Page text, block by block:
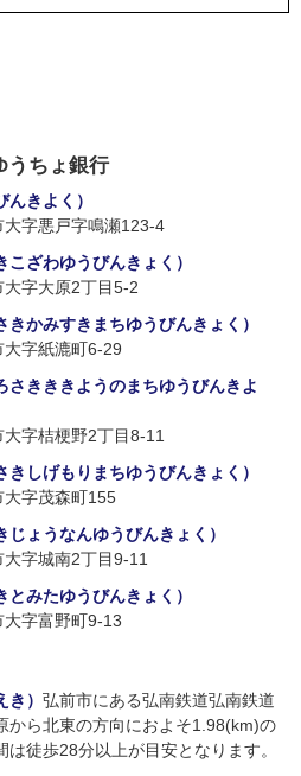
うちょ銀行
きよく）
字悪戸字鳴瀬123-4
ざわゆうびんきょく）
字大原2丁目5-2
かみすきまちゆうびんきょく）
字紙漉町6-29
さきききようのまちゆうびんきよ
字桔梗野2丁目8-11
しげもりまちゆうびんきょく）
字茂森町155
ょうなんゆうびんきょく）
字城南2丁目9-11
みたゆうびんきょく）
字富野町9-13
） 弘前市にある弘南鉄道弘南鉄道
から北東の方向におよそ1.98(km)の
徒歩28分以上が目安となります。